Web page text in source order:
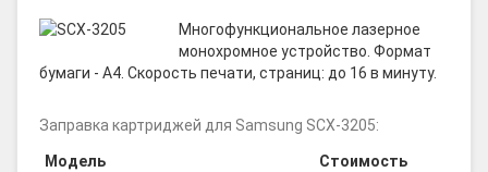
Многофункциональное лазерное
монохромное устройство. Формат
бумаги - A4. Скорость печати, страниц: до 16 в минуту.
Заправка картриджей для Samsung SCX-3205:
Модель
Стоимость